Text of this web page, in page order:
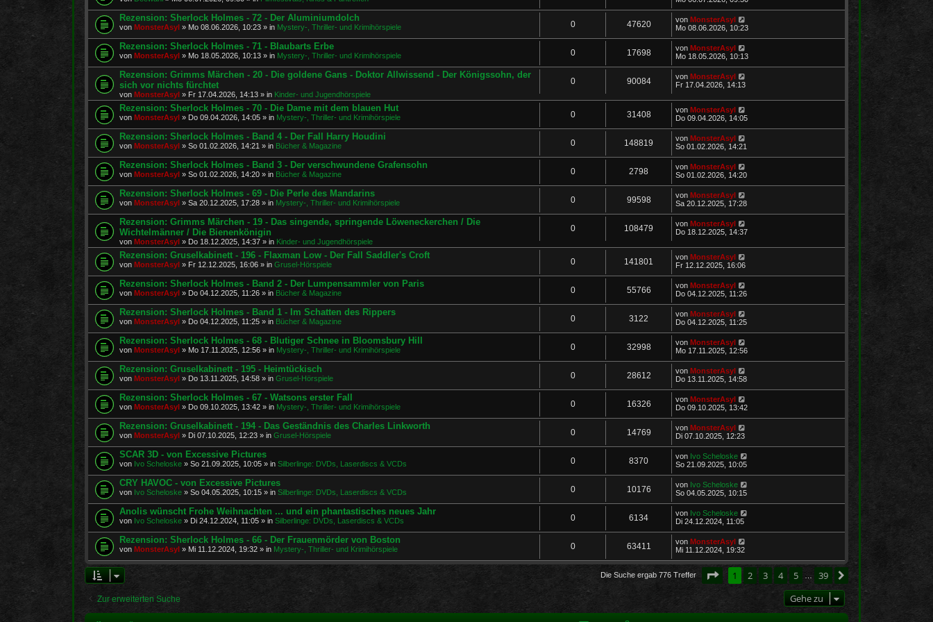
Rezension: Sherlock Holmes - 72 - Der Aluminiumdolch
von MonsterAsyl » Mo 08.06.2026, 10:23 » in Mystery-, Thriller- und Krimihörspiele 0 47620 von MonsterAsyl
Mo 08.06.2026, 10:23
Rezension: Sherlock Holmes - 71 - Blaubarts Erbe
von MonsterAsyl » Mo 18.05.2026, 10:13 » in Mystery-, Thriller- und Krimihörspiele 0 17698 von MonsterAsyl
Mo 18.05.2026, 10:13
Rezension: Grimms Märchen - 20 - Die goldene Gans - Doktor Allwissend - Der Königssohn, der
sich vor nichts fürchtet
von MonsterAsyl » Fr 17.04.2026, 14:13 » in Kinder- und Jugendhörspiele
0 90084 von MonsterAsyl
Fr 17.04.2026, 14:13
Rezension: Sherlock Holmes - 70 - Die Dame mit dem blauen Hut
von MonsterAsyl » Do 09.04.2026, 14:05 » in Mystery-, Thriller- und Krimihörspiele 0 31408 von MonsterAsyl
Do 09.04.2026, 14:05
Rezension: Sherlock Holmes - Band 4 - Der Fall Harry Houdini
von MonsterAsyl » So 01.02.2026, 14:21 » in Bücher & Magazine 0 148819 von MonsterAsyl
So 01.02.2026, 14:21
Rezension: Sherlock Holmes - Band 3 - Der verschwundene Grafensohn
von MonsterAsyl » So 01.02.2026, 14:20 » in Bücher & Magazine 0 2798 von MonsterAsyl
So 01.02.2026, 14:20
Rezension: Sherlock Holmes - 69 - Die Perle des Mandarins
von MonsterAsyl » Sa 20.12.2025, 17:28 » in Mystery-, Thriller- und Krimihörspiele 0 99598 von MonsterAsyl
Sa 20.12.2025, 17:28
Rezension: Grimms Märchen - 19 - Das singende, springende Löweneckerchen / Die
Wichtelmänner / Die Bienenkönigin
von MonsterAsyl » Do 18.12.2025, 14:37 » in Kinder- und Jugendhörspiele
0 108479 von MonsterAsyl
Do 18.12.2025, 14:37
Rezension: Gruselkabinett - 196 - Flaxman Low - Der Fall Saddler's Croft
von MonsterAsyl » Fr 12.12.2025, 16:06 » in Grusel-Hörspiele 0 141801 von MonsterAsyl
Fr 12.12.2025, 16:06
Rezension: Sherlock Holmes - Band 2 - Der Lumpensammler von Paris
von MonsterAsyl » Do 04.12.2025, 11:26 » in Bücher & Magazine 0 55766 von MonsterAsyl
Do 04.12.2025, 11:26
Rezension: Sherlock Holmes - Band 1 - Im Schatten des Rippers
von MonsterAsyl » Do 04.12.2025, 11:25 » in Bücher & Magazine 0 3122 von MonsterAsyl
Do 04.12.2025, 11:25
Rezension: Sherlock Holmes - 68 - Blutiger Schnee in Bloomsbury Hill
von MonsterAsyl » Mo 17.11.2025, 12:56 » in Mystery-, Thriller- und Krimihörspiele 0 32998 von MonsterAsyl
Mo 17.11.2025, 12:56
Rezension: Gruselkabinett - 195 - Heimtückisch
von MonsterAsyl » Do 13.11.2025, 14:58 » in Grusel-Hörspiele 0 28612 von MonsterAsyl
Do 13.11.2025, 14:58
Rezension: Sherlock Holmes - 67 - Watsons erster Fall
von MonsterAsyl » Do 09.10.2025, 13:42 » in Mystery-, Thriller- und Krimihörspiele 0 16326 von MonsterAsyl
Do 09.10.2025, 13:42
Rezension: Gruselkabinett - 194 - Das Geständnis des Charles Linkworth
von MonsterAsyl » Di 07.10.2025, 12:23 » in Grusel-Hörspiele 0 14769 von MonsterAsyl
Di 07.10.2025, 12:23
SCAR 3D - von Excessive Pictures
von Ivo Scheloske » So 21.09.2025, 10:05 » in Silberlinge: DVDs, Laserdiscs & VCDs 0 8370 von Ivo Scheloske
So 21.09.2025, 10:05
CRY HAVOC - von Excessive Pictures
von Ivo Scheloske » So 04.05.2025, 10:15 » in Silberlinge: DVDs, Laserdiscs & VCDs 0 10176 von Ivo Scheloske
So 04.05.2025, 10:15
Anolis wünscht Frohe Weihnachten ... und ein phantastisches neues Jahr
von Ivo Scheloske » Di 24.12.2024, 11:05 » in Silberlinge: DVDs, Laserdiscs & VCDs 0 6134 von Ivo Scheloske
Di 24.12.2024, 11:05
Rezension: Sherlock Holmes - 66 - Der Frauenmörder von Boston
von MonsterAsyl » Mi 11.12.2024, 19:32 » in Mystery-, Thriller- und Krimihörspiele 0 63411 von MonsterAsyl
Mi 11.12.2024, 19:32
Die Suche ergab 776 Treffer Seite von39
1 2 3 4 5 39
Zur erweiterten Suche Gehe zu